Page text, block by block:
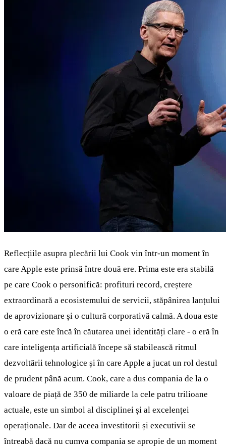
Reflecțiile asupra plecării lui Cook vin într-un moment în
care Apple este prinsă între două ere. Prima este era stabilă
pe care Cook o personifică: profituri record, creștere
extraordinară a ecosistemului de servicii, stăpânirea lanțului
de aprovizionare și o cultură corporativă calmă. A doua este
o eră care este încă în căutarea unei identități clare - o eră în
care inteligența artificială începe să stabilească ritmul
dezvoltării tehnologice și în care Apple a jucat un rol destul
de prudent până acum. Cook, care a dus compania de la o
valoare de piață de 350 de miliarde la cele patru trilioane
actuale, este un simbol al disciplinei și al excelenței
operaționale. Dar de aceea investitorii și executivii se
întreabă dacă nu cumva compania se apropie de un moment